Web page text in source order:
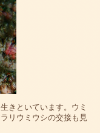
きといています。ウミ
リウミウシの交接も見